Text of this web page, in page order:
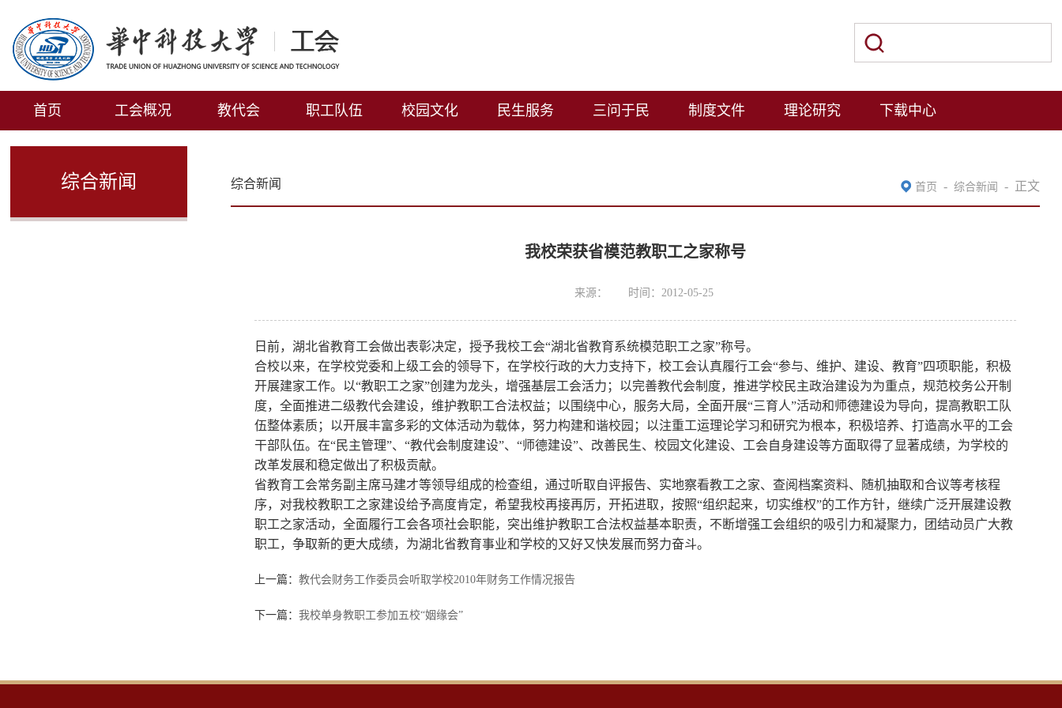
首页 工会概况 教代会 职工队伍 校园文化 民生服务 三问于民 制度文件 理论研究 下载中心
综合新闻 综合新闻 首页 - 综合新闻 - 正文
我校荣获省模范教职工之家称号
来源： 时间：2012-05-25
日前，湖北省教育工会做出表彰决定，授予我校工会“湖北省教育系统模范职工之家”称号。
合校以来，在学校党委和上级工会的领导下，在学校行政的大力支持下，校工会认真履行工会“参与、维护、建设、教育”四项职能，积极
开展建家工作。以“教职工之家”创建为龙头，增强基层工会活力；以完善教代会制度，推进学校民主政治建设为为重点，规范校务公开制
度，全面推进二级教代会建设，维护教职工合法权益；以围绕中心，服务大局，全面开展“三育人”活动和师德建设为导向，提高教职工队
伍整体素质；以开展丰富多彩的文体活动为载体，努力构建和谐校园；以注重工运理论学习和研究为根本，积极培养、打造高水平的工会
干部队伍。在“民主管理”、“教代会制度建设”、“师德建设”、改善民生、校园文化建设、工会自身建设等方面取得了显著成绩，为学校的
改革发展和稳定做出了积极贡献。
省教育工会常务副主席马建才等领导组成的检查组，通过听取自评报告、实地察看教工之家、查阅档案资料、随机抽取和合议等考核程
序，对我校教职工之家建设给予高度肯定，希望我校再接再厉，开拓进取，按照“组织起来，切实维权”的工作方针，继续广泛开展建设教
职工之家活动，全面履行工会各项社会职能，突出维护教职工合法权益基本职责，不断增强工会组织的吸引力和凝聚力，团结动员广大教
职工，争取新的更大成绩，为湖北省教育事业和学校的又好又快发展而努力奋斗。
上一篇： 教代会财务工作委员会听取学校2010年财务工作情况报告
下一篇： 我校单身教职工参加五校“姻缘会”